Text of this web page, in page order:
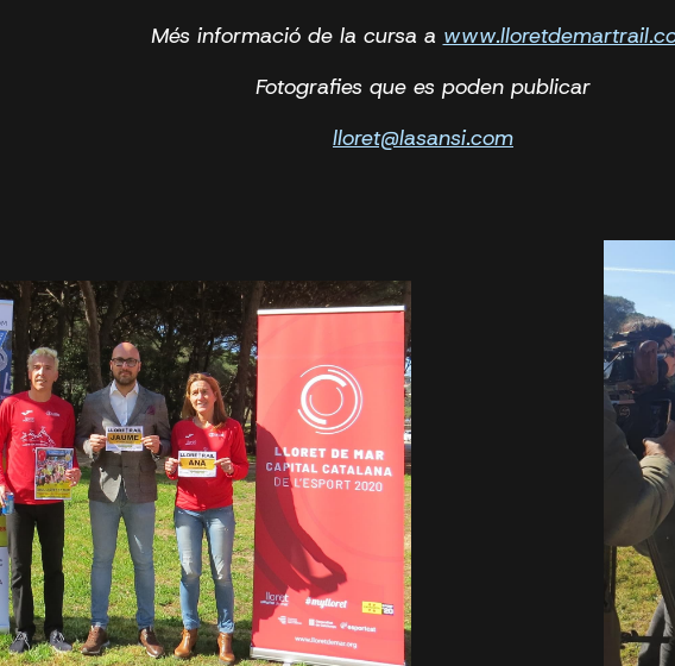
Més informació de la cursa a
Fotografies que es poden publicar
lloret@lasansi.com